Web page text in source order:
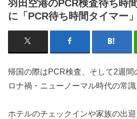
羽田空港のPCR検査待ち時
に「PCR待ち時間タイマー
帰国の際はPCR検査、そして2週間
ロナ禍・ニューノーマル時代の常識
ホテルのチェックインや家族の出